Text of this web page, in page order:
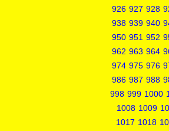
926 927 928
938 939 940
950 951 952
962 963 964
974 975 976
986 987 988
998 999 1000
1008 1009
1017 1018